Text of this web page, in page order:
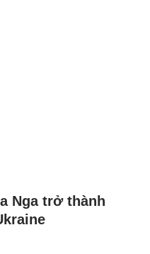
Nga trở thành